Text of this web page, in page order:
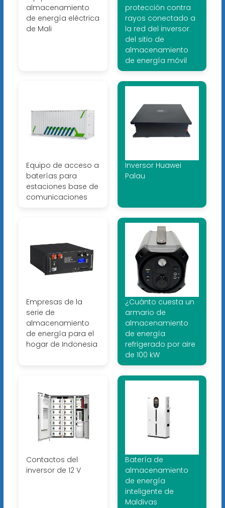
almacenamiento
de energía eléctrica
de Mali
protección contra
rayos conectado a
la red del inversor
del sitio de
almacenamiento
de energía móvil
Equipo de acceso a
baterías para
estaciones base de
comunicaciones
Inversor Huawei
Palau
Empresas de la
serie de
almacenamiento
de energía para el
hogar de Indonesia
¿Cuánto cuesta un
armario de
almacenamiento
de energía
refrigerado por aire
de 100 kW
Contactos del
inversor de 12 V
Batería de
almacenamiento
de energía
inteligente de
Maldivas